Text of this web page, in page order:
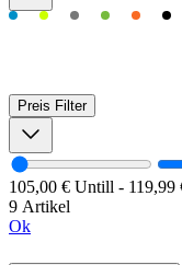
Preis Filter
105,00 € Untill - 119,99
9 Artikel
Ok